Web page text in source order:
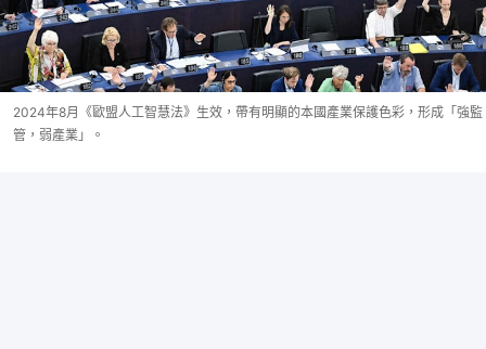
2024年8月《歐盟人工智慧法》生效，帶有明顯的本國產業保護色彩，形成「強監
管，弱產業」。